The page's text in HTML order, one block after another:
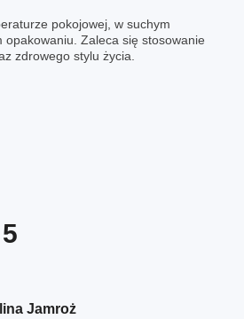
pokojowej, w suchym
opakowaniu. Zaleca się stosowanie
zdrowego stylu życia.
Jamroż